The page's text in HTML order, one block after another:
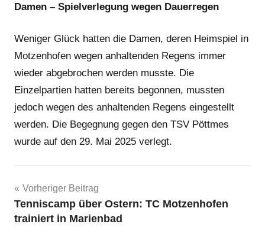
Damen – Spielverlegung wegen Dauerregen
Weniger Glück hatten die Damen, deren Heimspiel in
Motzenhofen wegen anhaltenden Regens immer
wieder abgebrochen werden musste. Die
Einzelpartien hatten bereits begonnen, mussten
jedoch wegen des anhaltenden Regens eingestellt
werden. Die Begegnung gegen den TSV Pöttmes
wurde auf den 29. Mai 2025 verlegt.
Beitragsnavigation
Vorheriger Beitrag
Tenniscamp über Ostern: TC Motzenhofen
trainiert in Marienbad